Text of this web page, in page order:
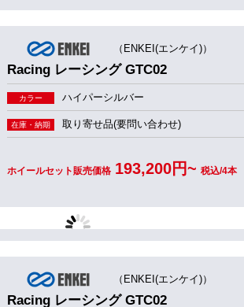
（ENKEI(エンケイ)）
Racing レーシング GTC02
カラー ハイパーシルバー
在庫・納期 取り寄せ品(要問い合わせ)
ホイールセット販売価格 193,200円~ 税込/4本
（ENKEI(エンケイ)）
Racing レーシング GTC02